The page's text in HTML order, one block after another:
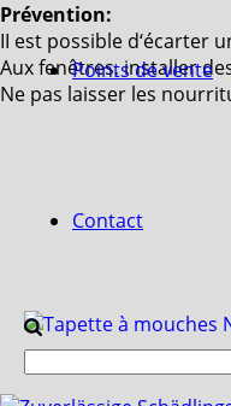
Points de vente
Contact
Prévention:
II est possible d‘écarter
Aux fenêtres, installer
Ne pas laisser les